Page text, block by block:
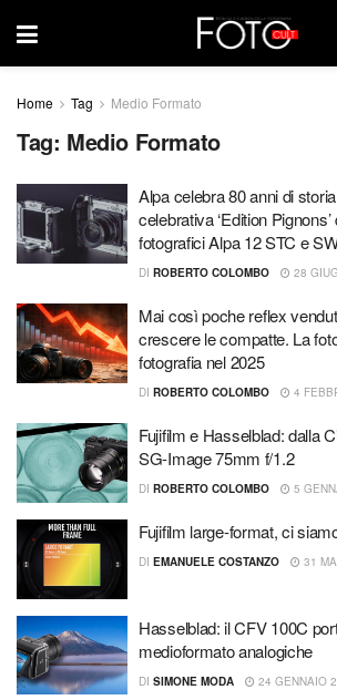
Home Tag Medio Formato
Tag: Medio Formato
Alpa celebra 80 anni di
celebrativa ‘Edition
fotografici Alpa 12 STC e
DI ROBERTO COLOMBO 28
Mai così poche reflex
crescere le compatte. La
fotografia nel 2025
DI ROBERTO COLOMBO 4
Fujifilm e Hasselblad: dalla
SG-Image 75mm f/1.2
DI ROBERTO COLOMBO 5
Fujifilm large-format, ci
DI EMANUELE COSTANZO 31
Hasselblad: il CFV 100C
medioformato analogiche
DI SIMONE MODA 24 GENNAIO